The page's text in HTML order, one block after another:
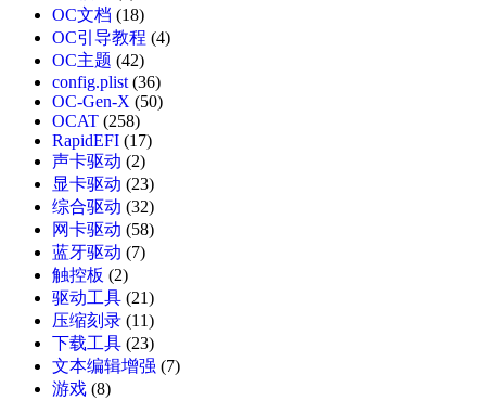
OC文档 (18)
OC引导教程 (4)
OC主题 (42)
config.plist(36)
OC-Gen-X (50)
OCAT (258)
RapidEFI (17)
声卡驱动 (2)
显卡驱动 (23)
综合驱动 (32)
网卡驱动 (58)
蓝牙驱动 (7)
触控板 (2)
驱动工具 (21)
压缩刻录 (11)
下载工具 (23)
文本编辑增强 (7)
游戏 (8)